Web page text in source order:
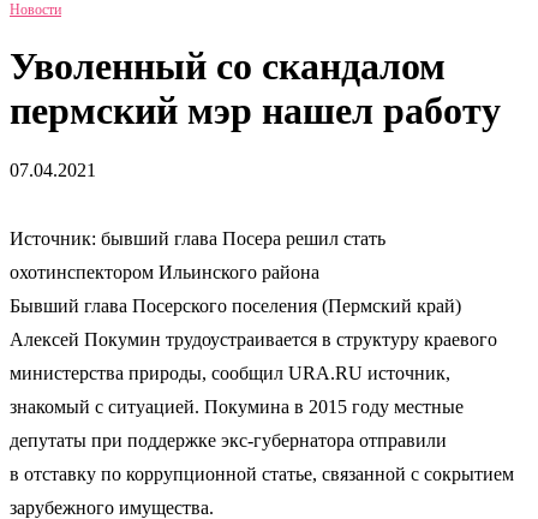
Новости
Уволенный со скандалом
пермский мэр нашел работу
07.04.2021
Источник: бывший глава Посера решил стать
охотинспектором Ильинского района
Бывший глава Посерского поселения (Пермский край)
Алексей Покумин трудоустраивается в структуру краевого
министерства природы, сообщил URA.RU источник,
знакомый с ситуацией. Покумина в 2015 году местные
депутаты при поддержке экс-губернатора отправили
в отставку по коррупционной статье, связанной с сокрытием
зарубежного имущества.